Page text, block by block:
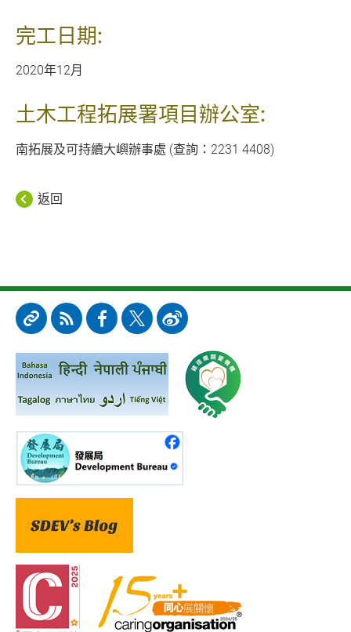
完工日期:
2020年12月
土木工程拓展署項目辦公室:
南拓展及可持續大嶼辦事處 (查詢：2231 4408)
返回